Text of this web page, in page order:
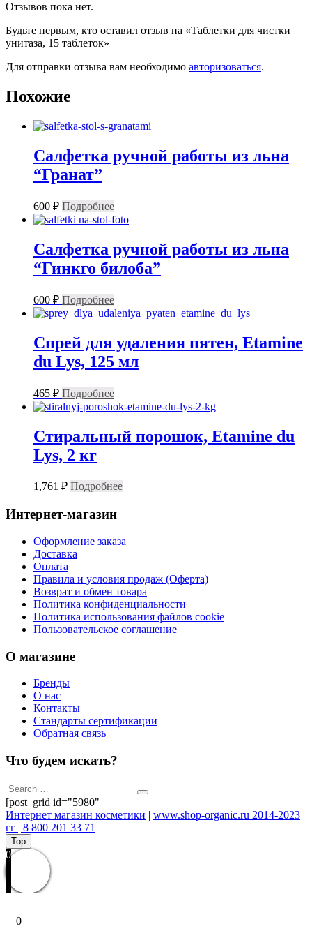
Отзывов пока нет.
Будьте первым, кто оставил отзыв на «Таблетки для чистки
унитаза, 15 таблеток»
Для отправки отзыва вам необходимо авторизоваться.
Похожие
Салфетка ручной работы из льна
“Гранат”
600 ₽ Подробнее
Салфетка ручной работы из льна
“Гинкго билоба”
600 ₽ Подробнее
Спрей для удаления пятен, Etamine
du Lys, 125 мл
465 ₽ Подробнее
Стиральный порошок, Etamine du
Lys, 2 кг
1,761 ₽ Подробнее
Интернет-магазин
Оформление заказа
Доставка
Оплата
Правила и условия продаж (Оферта)
Возврат и обмен товара
Политика конфиденциальности
Политика использования файлов cookie
Пользовательское соглашение
О магазине
Бренды
О нас
Контакты
Стандарты сертификации
Обратная связь
Что будем искать?
[post_grid id="5980"
Интернет магазин косметики | www.shop-organic.ru 2014-2023
гг | 8 800 201 33 71
Top
0
0